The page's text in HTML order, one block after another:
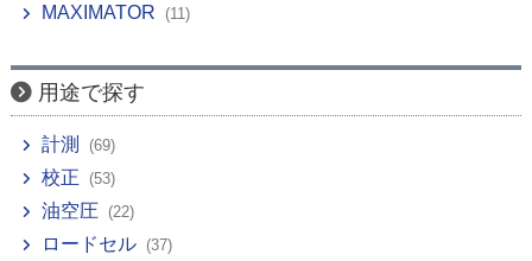
MAXIMATOR (11)
用途で探す
計測 (69)
校正 (53)
油空圧 (22)
ロードセル (37)